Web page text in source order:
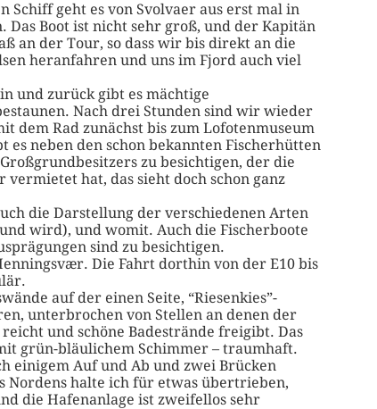
Schiff geht es von Svolvaer aus erst mal in
Boot ist nicht sehr groß, und der Kapitän
an der Tour, so dass wir bis direkt an die
heranfahren und uns im Fjord auch viel
und zurück gibt es mächtige
Nach drei Stunden sind wir wieder
dem Rad zunächst bis zum Lofotenmuseum
es neben den schon bekannten Fischerhütten
zu besichtigen, der die
vermietet hat, das sieht doch schon ganz
die Darstellung der verschiedenen Arten
wird), und womit. Auch die Fischerboote
sind zu besichtigen.
Die Fahrt dorthin von der E10 bis
auf der einen Seite, “Riesenkies”-
unterbrochen von Stellen an denen der
und schöne Badestrände freigibt. Das
grün-bläulichem Schimmer – traumhaft.
einigem Auf und Ab und zwei Brücken
Nordens halte ich für etwas übertrieben,
die Hafenanlage ist zweifellos sehr